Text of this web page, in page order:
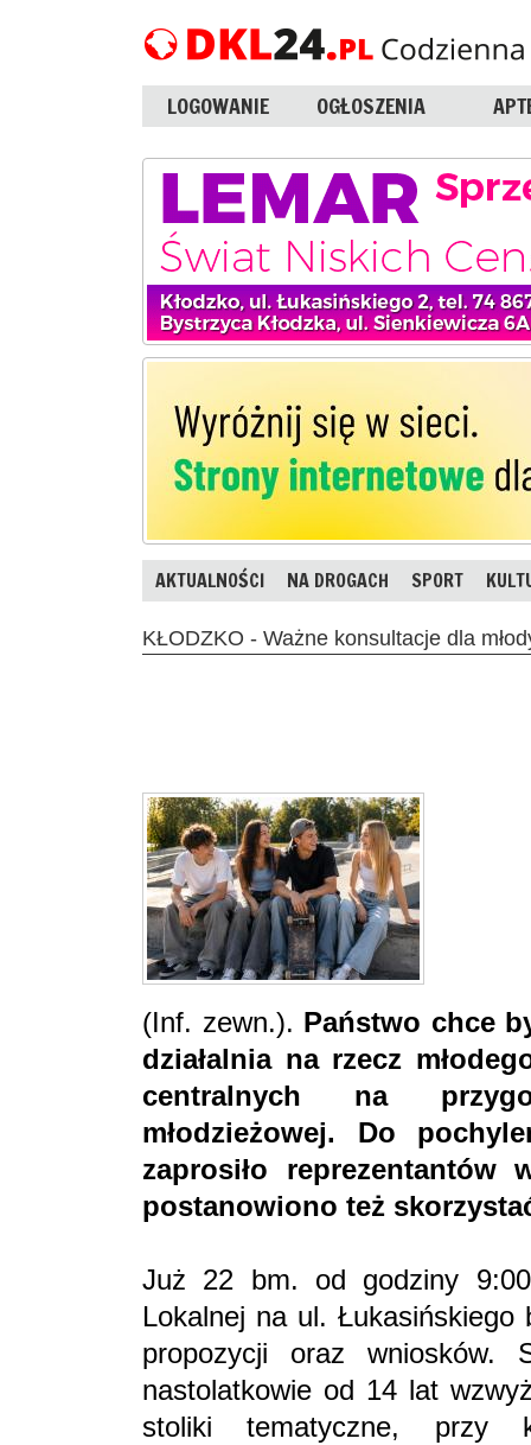
LOGOWANIE OGŁOSZENIA
AKTUALNOŚCI NA DROGACH SPORT
KŁODZKO - Ważne konsultacje dla
(Inf. zewn.). Państwo chce
działalnia na rzecz
centralnych na
młodzieżowej. Do
zaprosiło
postanowiono też
Już 22 bm. od godziny
Lokalnej na ul.
propozycji oraz wniosków.
nastolatkowie od 14 lat
stoliki tematyczne, przy